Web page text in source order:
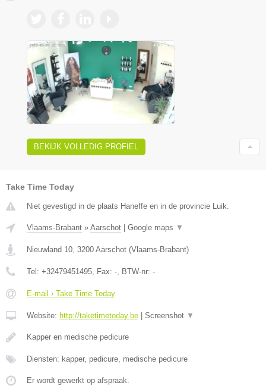
BEKIJK VOLLEDIG PROFIEL
Take Time Today
Niet gevestigd in de plaats Haneffe en in de provincie Luik.
Vlaams-Brabant » Aarschot | Google maps ▼
Nieuwland 10 3200 Aarschot (Vlaams-Brabant)
Tel: +32479451495 , Fax: - , BTW-nr: -
E-mail › Take Time Today
Website: http://taketimetoday.be | Screenshot ▼
Kapper en medische pedicure
Diensten: kapper, pedicure, medische pedicure
Er wordt gewerkt op afspraak.